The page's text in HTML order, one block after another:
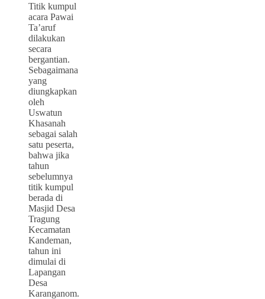
Titik kumpul
acara Pawai
Ta’aruf
dilakukan
secara
bergantian.
Sebagaimana
yang
diungkapkan
oleh
Uswatun
Khasanah
sebagai salah
satu peserta,
bahwa jika
tahun
sebelumnya
titik kumpul
berada di
Masjid Desa
Tragung
Kecamatan
Kandeman,
tahun ini
dimulai di
Lapangan
Desa
Karanganom.